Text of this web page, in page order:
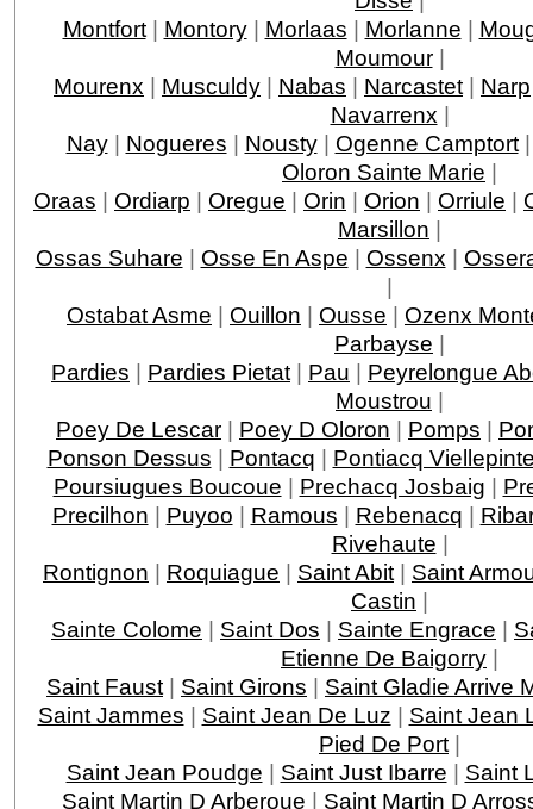
Montfort| Montory| Morlaas | Morlanne |
Moumour|
Mourenx | Musculdy | Nabas | Narcastet | Narp
Navarrenx |
Nay| Nogueres | Nousty| Ogenne Camptort
Oloron Sainte Marie |
Oraas | Ordiarp | Oregue | Orin | Orion | Orriule |
Marsillon |
Ossas Suhare | Osse En Aspe | Ossenx |
|
Ostabat Asme | Ouillon | Ousse | Ozenx
Parbayse |
Pardies | Pardies Pietat | Pau | Peyrelongue
Moustrou |
Poey De Lescar | Poey D Oloron | Pomps |
Ponson Dessus | Pontacq | Pontiacq
Poursiugues Boucoue | Prechacq Josbaig |
Precilhon | Puyoo | Ramous | Rebenacq |
Rivehaute |
Rontignon | Roquiague | Saint Abit | Saint
Castin |
Sainte Colome | Saint Dos | Sainte Engrace |
Etienne De Baigorry |
Saint Faust | Saint Girons | Saint Gladie Arrive
Saint Jammes | Saint Jean De Luz | Saint Jean
Pied De Port |
Saint Jean Poudge | Saint Just Ibarre | Saint
Saint Martin D Arberoue | Saint Martin D